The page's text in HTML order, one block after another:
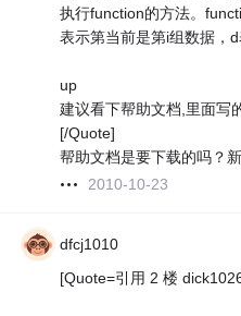
执行function的方法。
表示第当前是第i组数据，d
up
建议看下帮助文档,里面写
[/Quote]
帮助文档是要下载的吗？
2010-10-23
dfcj1010
[Quote=引用 2 楼